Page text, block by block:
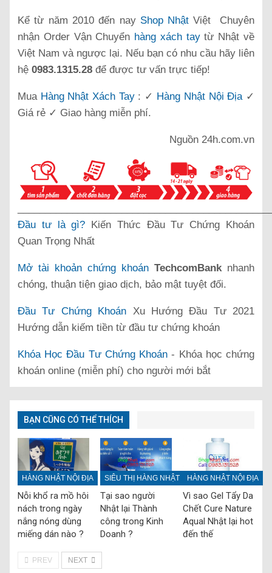
Kể từ năm 2010 đến nay Shop Nhật Việt Chuyên
nhận Order Vận Chuyển hàng xách taytừ Nhật về
Việt Nam và ngược lại. Nếu bạn có nhu cầu hãy liên
hệ 0983.1315.28 để được tư vấn trực tiếp!
Mua Hàng Nhật Xách Tay: ✓ Hàng Nhật Nội Địa ✓
Giá rẻ ✓ Giao hàng miễn phí.
Nguồn 24h.com.vn
Đầu tư là gì? Kiến Thức Đầu Tư Chứng Khoán
Quan Trọng Nhất
Mở tài khoản chứng khoán TechcomBank nhanh
chóng, thuận tiện giao dịch, bảo mật tuyệt đối.
Đầu Tư Chứng Khoán Xu Hướng Đầu Tư 2021
Hướng dẫn kiếm tiền từ đầu tư chứng khoán
Khóa Học Đầu Tư Chứng Khoán - Khóa học chứng
khoán online (miễn phí) cho người mới bắt
BẠN CŨNG CÓ THỂ THÍCH
HÀNG NHẬT NỘI ĐỊA
Nỗi khổ ra mồ hôi
nách trong ngày
nắng nóng dùng
miếng dán nào ?
SIÊU THỊ HÀNG NHẬT
Tại sao người
Nhật lại Thành
công trong Kinh
Doanh ?
HÀNG NHẬT NỘI ĐỊA
Vì sao Gel Tẩy Da
Chết Cure Nature
Aqual Nhật lại hot
đến thế
PREV NEXT